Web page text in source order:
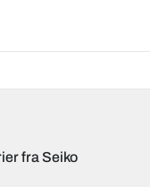
fra Seiko